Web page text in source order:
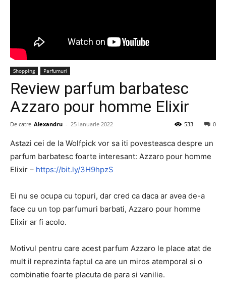
Shopping Parfumuri
Review parfum barbatesc
Azzaro pour homme Elixir
De catre Alexandru - 25 ianuarie 2022 0
533
Astazi cei de la Wolfpick vor sa iti povesteasca despre un
parfum barbatesc foarte interesant: Azzaro pour homme
Elixir – https://bit.ly/3H9hpzS
Ei nu se ocupa cu topuri, dar cred ca daca ar avea de-a
face cu un top parfumuri barbati, Azzaro pour homme
Elixir ar fi acolo.
Motivul pentru care acest parfum Azzaro le place atat de
mult il reprezinta faptul ca are un miros atemporal si o
combinatie foarte placuta de para si vanilie.